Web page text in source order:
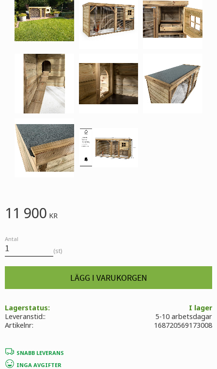
11 900 KR
Antal
st
Lagerstatus
I lager
Artikelnr
168720569173008
Leveranstid: 5-10 arbetsdagar
SNABB LEVERANS
INGA AVGIFTER